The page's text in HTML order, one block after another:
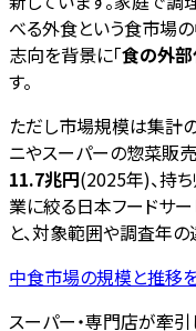
べる外食という食市場
志向を背景に「食の外
す。
ただし市場規模は集計
ニやスーパーの惣菜販
11.7兆円(2025年)、持
業に絞る日本フードサ
と、対象範囲や調査年
中食市場の規模と推移
スーパー・専門店が牽